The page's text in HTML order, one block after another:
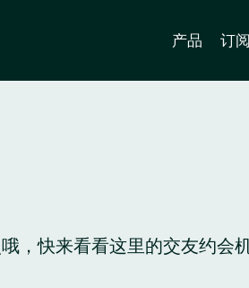
产品 订阅
，快来看看这里的交友约